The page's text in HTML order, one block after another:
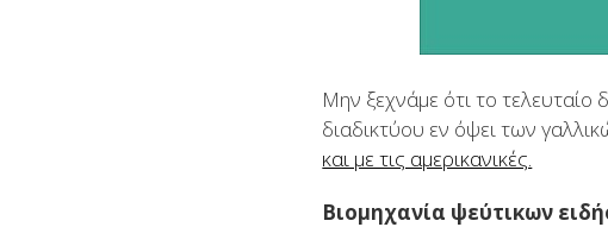
Μην ξεχνάμε ότι το τελευταίο
διαδικτύου εν όψει των
και με τις αμερικανικές.
Βιομηχανία ψεύτικων